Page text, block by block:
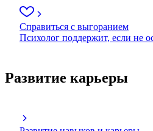
Справиться с выгоранием
Психолог поддержит, если не
Развитие карьеры